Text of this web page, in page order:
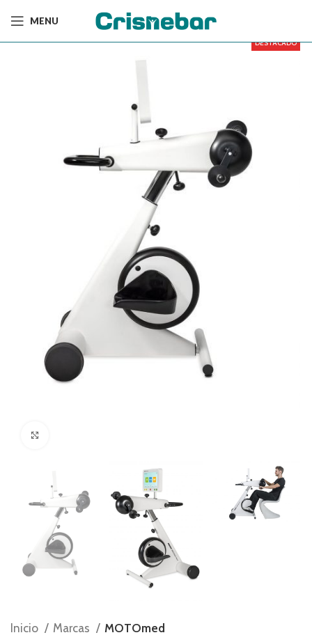
MENU
DESTACADO
Inicio Marcas MOTOmed